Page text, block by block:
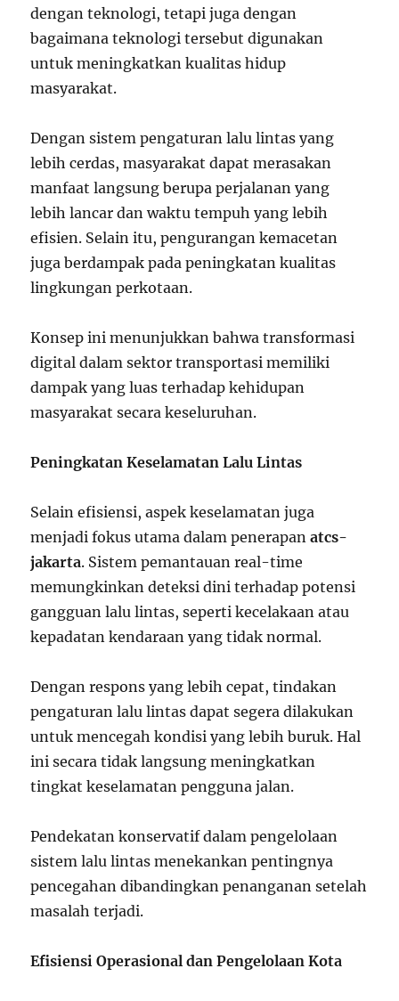
dengan teknologi, tetapi juga dengan
bagaimana teknologi tersebut digunakan
untuk meningkatkan kualitas hidup
masyarakat.
Dengan sistem pengaturan lalu lintas yang
lebih cerdas, masyarakat dapat merasakan
manfaat langsung berupa perjalanan yang
lebih lancar dan waktu tempuh yang lebih
efisien. Selain itu, pengurangan kemacetan
juga berdampak pada peningkatan kualitas
lingkungan perkotaan.
Konsep ini menunjukkan bahwa transformasi
digital dalam sektor transportasi memiliki
dampak yang luas terhadap kehidupan
masyarakat secara keseluruhan.
Peningkatan Keselamatan Lalu Lintas
Selain efisiensi, aspek keselamatan juga
menjadi fokus utama dalam penerapanatcs-
jakarta. Sistem pemantauan real-time
memungkinkan deteksi dini terhadap potensi
gangguan lalu lintas, seperti kecelakaan atau
kepadatan kendaraan yang tidak normal.
Dengan respons yang lebih cepat, tindakan
pengaturan lalu lintas dapat segera dilakukan
untuk mencegah kondisi yang lebih buruk. Hal
ini secara tidak langsung meningkatkan
tingkat keselamatan pengguna jalan.
Pendekatan konservatif dalam pengelolaan
sistem lalu lintas menekankan pentingnya
pencegahan dibandingkan penanganan setelah
masalah terjadi.
Efisiensi Operasional dan Pengelolaan Kota